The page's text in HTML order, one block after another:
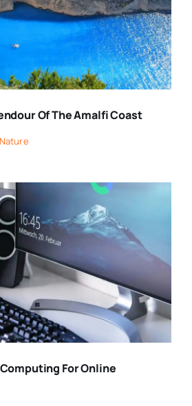
Of The Amalfi Coast
Nature
For Online